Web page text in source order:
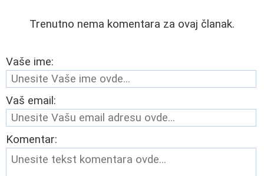
Trenutno nema komentara za ovaj članak.
Vaše ime:
Vaš email:
Komentar: